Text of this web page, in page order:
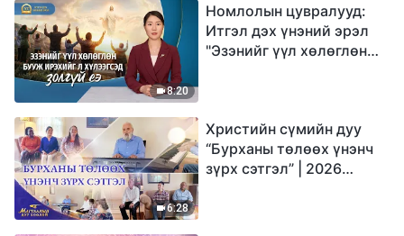
8:20
Номлолын цувралууд:
Итгэл дэх үнэний эрэл
"Эзэнийг үүл хөлөглөн
6:28
Христийн сүмийн дуу
“Бурханы төлөөх үнэнч
зүрх сэтгэл” | 2026